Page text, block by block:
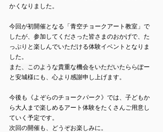
かくなりました。
今回が初開催となる「青空チョークアート教室」で
したが、参加してくださった皆さまのおかげで、た
っぷりと楽しんでいただける体験イベントとなりま
した。
また、このような貴重な機会をいただいた ららぽー
と安城様にも、心より感謝申し上げます。
今後も《よぞらのチョークパーク》では、子どもか
ら大人まで楽しめるアート体験をたくさんご用意し
ていく予定です。
次回の開催も、どうぞお楽しみに。